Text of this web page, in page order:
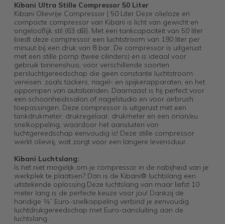
Kibani Ultra Stille Compressor 50 Liter
Kibani Olievrije Compressor | 50 Liter Deze olieloze en
compacte compressor van Kibani is licht van gewicht en
ongelooflijk stil (63 dB). Met een tankcapaciteit van 50 liter
biedt deze compressor een luchtstroom van 190 liter per
minuut bij een druk van 8 bar. De compressor is uitgerust
met een stille pomp (twee cilinders) en is ideaal voor
gebruik binnenshuis, voor verschillende soorten
persluchtgereedschap die geen constante luchtstroom
vereisen, zoals tackers, nagel- en spijkerapparaten, en het
oppompen van autobanden. Daarnaast is hij perfect voor
een schoonheidssalon of nagelstudio en voor airbrush
toepassingen. Deze compressor is uitgerust met een
tankdrukmeter, drukregelaar, drukmeter en een orion/eu
snelkoppeling, waardoor het aansluiten van
luchtgereedschap eenvoudig is! Deze stille compressor
werkt olievrij, wat zorgt voor een langere levensduur.
Kibani Luchtslang:
Is het niet mogelijk om je compressor in de nabijheid van je
werkplek te plaatsen? Dan is de Kibani® luchtslang een
uitstekende oplossing.Deze luchtslang van maar liefst 10
meter lang is de perfecte keuze voor jou! Dankzij de
handige ¼” Euro-snelkoppeling verbind je eenvoudig
luchtdrukgereedschap met Euro-aansluiting aan de
luchtslang.